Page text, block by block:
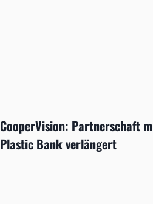
CooperVision: Partnerschaft
Plastic Bank verlängert